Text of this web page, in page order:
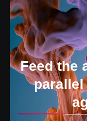
Feed the
parallel